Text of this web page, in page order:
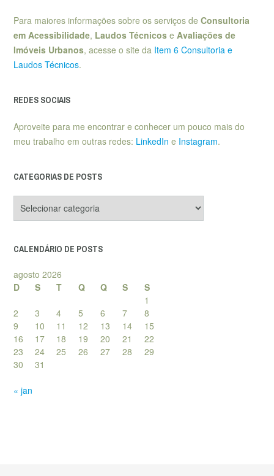
Para maiores informações sobre os serviços de Consultoria
em Acessibilidade, Laudos Técnicos e Avaliações de
Imóveis Urbanos, acesse o site da Item 6 Consultoria e
Laudos Técnicos.
REDES SOCIAIS
Aproveite para me encontrar e conhecer um pouco mais do
meu trabalho em outras redes: LinkedIn e Instagram.
CATEGORIAS DE POSTS
de
CALENDÁRIO DE POSTS
agosto 2026
D
S T Q Q S
S
1
2
3 4 5 6 7
8
9
10 11 12 13 14
15
16
17 18 19 20 21
22
23
24 25 26 27 28
29
30
31
« jan